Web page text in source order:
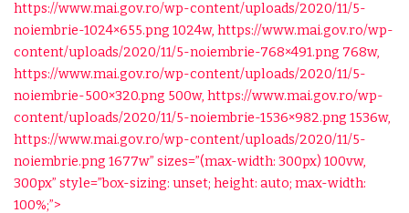
https://www.mai.gov.ro/wp-content/uploads/2020/11/5-
noiembrie-1024×655.png 1024w, https://www.mai.gov.ro/wp-
content/uploads/2020/11/5-noiembrie-768×491.png 768w,
https://www.mai.gov.ro/wp-content/uploads/2020/11/5-
noiembrie-500×320.png 500w, https://www.mai.gov.ro/wp-
content/uploads/2020/11/5-noiembrie-1536×982.png 1536w,
https://www.mai.gov.ro/wp-content/uploads/2020/11/5-
noiembrie.png 1677w” sizes=”(max-width: 300px) 100vw,
300px” style=”box-sizing: unset; height: auto; max-width:
100%;”>